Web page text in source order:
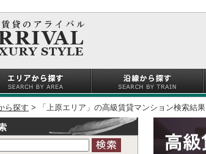
ら探す 「上原エリア」の高級賃貸マンション検索結果